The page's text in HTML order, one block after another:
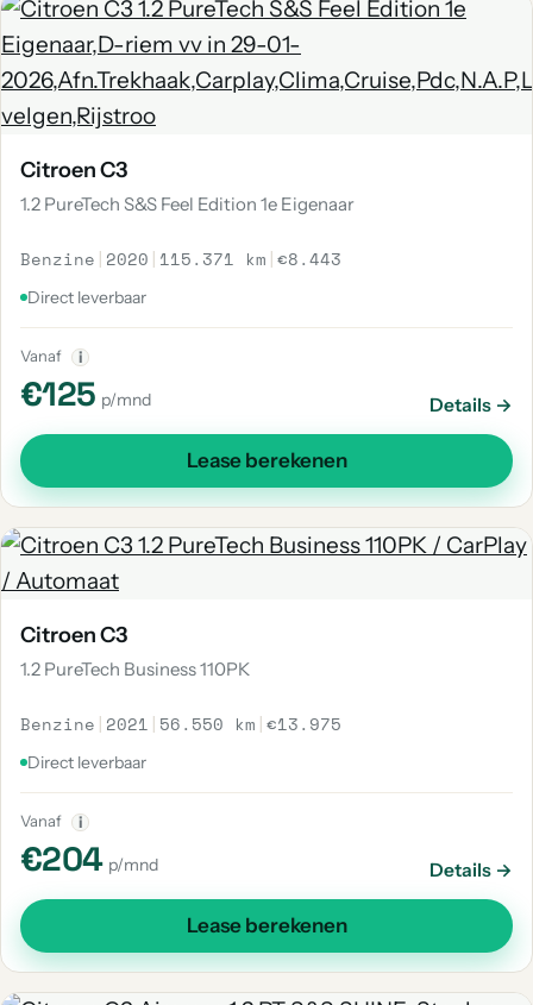
Citroen C3
1.2 PureTech S&S Feel Edition 1e Eigenaar
Benzine | 2020 | 115.371 km |€8.443
Direct leverbaar
Vanaf i
€125 p/mnd Details →
Lease berekenen
Citroen C3
1.2 PureTech Business 110PK
Benzine | 2021 | 56.550 km |€13.975
Direct leverbaar
Vanaf i
€204 p/mnd Details →
Lease berekenen